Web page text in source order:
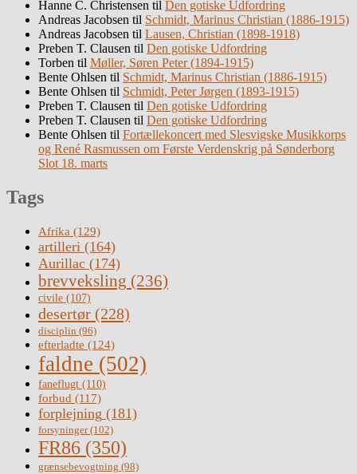
Hanne C. Christensen til Den gotiske Udfordring
Andreas Jacobsen til Schmidt, Marinus Christian (1886-1915)
Andreas Jacobsen til Lausen, Christian (1898-1918)
Preben T. Clausen til Den gotiske Udfordring
Torben til Møller, Søren Peter (1894-1915)
Bente Ohlsen til Schmidt, Marinus Christian (1886-1915)
Bente Ohlsen til Schmidt, Peter Jørgen (1893-1915)
Preben T. Clausen til Den gotiske Udfordring
Preben T. Clausen til Den gotiske Udfordring
Bente Ohlsen til Fortællekoncert med Slesvigske Musikkorps
og René Rasmussen om Første Verdenskrig på Sønderborg
Slot 18. marts
Tags
Afrika (129)
artilleri (164)
Aurillac (174)
brevveksling (236)
civile (107)
desertør (228)
disciplin (96)
efterladte (124)
faldne (502)
faneflugt (110)
forbud (117)
forplejning (181)
forsyninger(102)
FR86 (350)
grænsebevogtning (98)